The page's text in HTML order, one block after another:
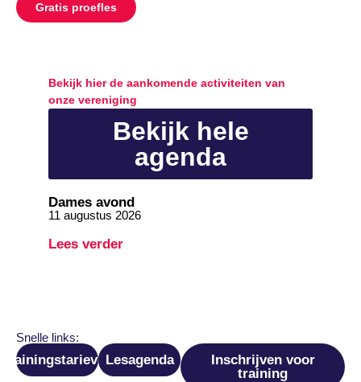
Gratis proefles
Bekijk hier de aankomende activiteiten van
onze vereniging
Bekijk hele
agenda
Dames avond
11 augustus 2026
Lees verder
Snelle links:
TrainingstarievenLesagenda
Inschrijven voor
training